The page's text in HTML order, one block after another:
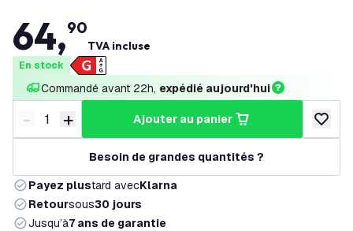
64,90
TVA incluse
En stock
Commandé avant 22h, expédié aujourd'hui
Diminuer la quantité
- Augmenter la quantité
+ ajouter au panier
Besoin de grandes quantités ?
Payez plustard avecKlarna
Retoursous30 jours
Jusqu’à7 ans de garantie